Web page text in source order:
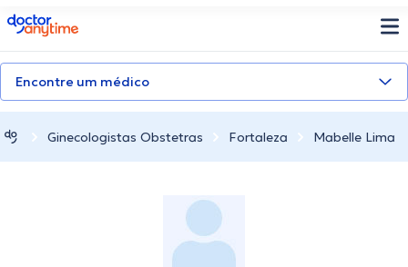
doctoranytime
Encontre um médico
Ginecologistas Obstetras Fortaleza Mabelle Lima